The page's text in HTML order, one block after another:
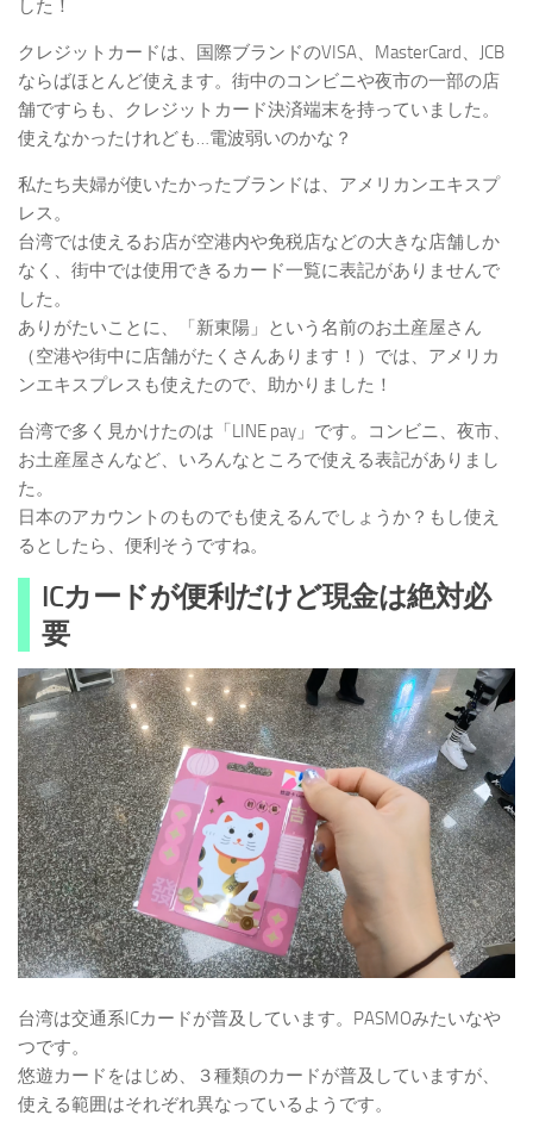
した！
クレジットカードは、国際ブランドのVISA、MasterCard、JCB
ならばほとんど使えます。街中のコンビニや夜市の一部の店
舗ですらも、クレジットカード決済端末を持っていました。
使えなかったけれども…電波弱いのかな？
私たち夫婦が使いたかったブランドは、アメリカンエキスプ
レス。
台湾では使えるお店が空港内や免税店などの大きな店舗しか
なく、街中では使用できるカード一覧に表記がありませんで
した。
ありがたいことに、「新東陽」という名前のお土産屋さん
（空港や街中に店舗がたくさんあります！）では、アメリカ
ンエキスプレスも使えたので、助かりました！
台湾で多く見かけたのは「LINE pay」です。コンビニ、夜市、
お土産屋さんなど、いろんなところで使える表記がありまし
た。
日本のアカウントのものでも使えるんでしょうか？もし使え
るとしたら、便利そうですね。
ICカードが便利だけど現金は絶対必
要
台湾は交通系ICカードが普及しています。PASMOみたいなや
つです。
悠遊カードをはじめ、３種類のカードが普及していますが、
使える範囲はそれぞれ異なっているようです。